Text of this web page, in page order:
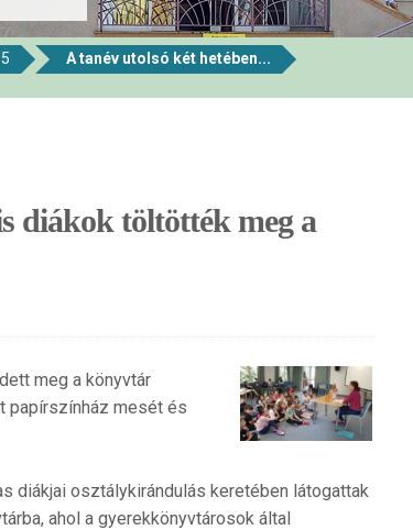
A tanév utolsó két hetében...
diákok töltötték meg a
meg a könyvtár
papírszínház mesét és
diákjai osztálykirándulás keretében látogattak
ahol a gyerekkönyvtárosok által